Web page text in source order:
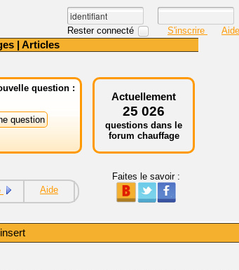
Rester connecté S'inscrire Aide
| Articles
question :
Actuellement
25 026
questions dans le
forum chauffage
Aide
Faites le savoir :